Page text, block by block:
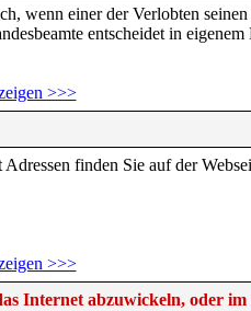
wenn einer der Verlobten seinen
entscheidet in eigenem
>>>
finden Sie auf der
>>>
Internet abzuwickeln, oder